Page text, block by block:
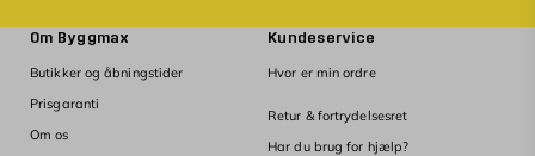
Om Byggmax
Butikker og åbningstider
Prisgaranti
Om os
Kundeservice
Hvor er min ordre
Retur & fortrydelsesret
Har du brug for hjælp?